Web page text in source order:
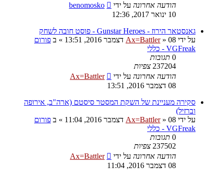
הודעה אחרונה על ידי
benomosko
10 ינואר 2017, 12:36
גאנסטאר הירוז - Gunstar Heroes - פוסט חובה לשחק
על ידי
Ax=Battler» 08 דצמבר 2016, 13:51 » ב פורום
VGFreak - כללי
0 תגובות
237204 צפיות
הודעה אחרונה על ידי
Ax=Battler
08 דצמבר 2016, 13:51
סקירה מעניינת של השקת המסטר סיסטם (ארה"ב, אירופה
וברזיל)
על ידי
Ax=Battler» 08 דצמבר 2016, 11:04 » ב פורום
VGFreak - כללי
0 תגובות
237502 צפיות
הודעה אחרונה על ידי
Ax=Battler
08 דצמבר 2016, 11:04